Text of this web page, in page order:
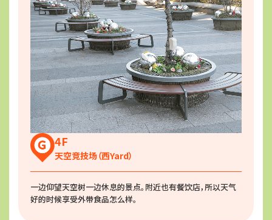
4F
天空竞技场（西Yard）
一边仰望天空树一边休息的景点。附近也有餐饮店，所以天气
好的时候享受外带食品怎么样。